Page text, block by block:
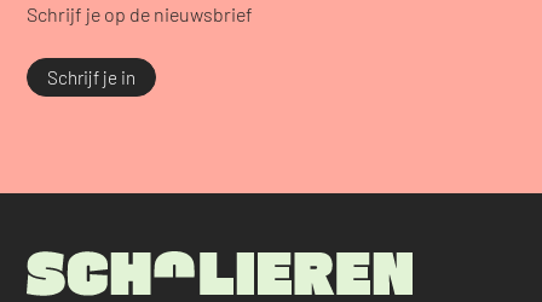
Schrijf je op de nieuwsbrief
Schrijf je in